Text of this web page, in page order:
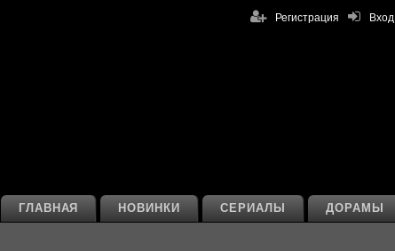
Вход
Регистрация
ДОРАМЫ
СЕРИАЛЫ
НОВИНКИ
ГЛАВНАЯ